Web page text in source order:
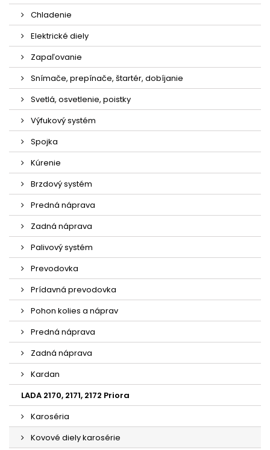
Chladenie
Elektrické diely
Zapaľovanie
Snímače, prepínače, štartér, dobíjanie
Svetlá, osvetlenie, poistky
Výfukový systém
Spojka
Kúrenie
Brzdový systém
Predná náprava
Zadná náprava
Palivový systém
Prevodovka
Prídavná prevodovka
Pohon kolies a náprav
Predná náprava
Zadná náprava
Kardan
LADA 2170, 2171, 2172 Priora
Karoséria
Kovové diely karosérie